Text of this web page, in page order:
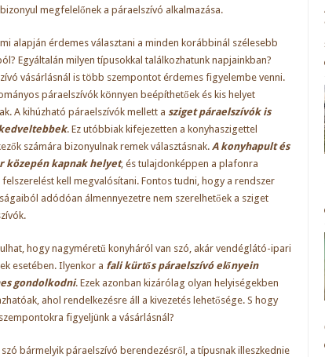
megfelelőnek a páraelszívó alkalmazása.
alapján érdemes választani a minden korábbinál szélesebb
Egyáltalán milyen típusokkal találkozhatunk napjainkban?
vásárlásnál is több szempontot érdemes figyelembe venni.
páraelszívók könnyen beépíthetőek és kis helyet
A kihúzható páraelszívók mellett a sziget páraelszívók is
. Ez utóbbiak kifejezetten a konyhaszigettel
számára bizonyulnak remek választásnak.A konyhapult és
közepén kapnak helyet, és tulajdonképpen a plafonra
kell megvalósítani. Fontos tudni, hogy a rendszer
adódóan álmennyezetre nem szerelhetőek a sziget
hogy nagyméretű konyháról van szó, akár vendéglátó-ipari
esetében. Ilyenkor a fali kürtős páraelszívó előnyein
gondolkodni. Ezek azonban kizárólag olyan helyiségekben
ahol rendelkezésre áll a kivezetés lehetősége. S hogy
figyeljünk a vásárlásnál?
szó bármelyik páraelszívó berendezésről, a típusnak illeszkednie